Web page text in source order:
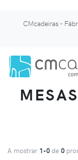
CMcadeiras -
A mostrar 1-0de 0